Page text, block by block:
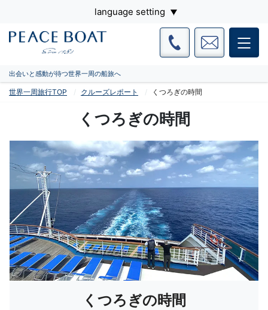
language setting
出会いと感動が待つ世界一周の船旅へ
世界一周旅行TOP クルーズレポート くつろぎの時間
くつろぎの時間
くつろぎの時間